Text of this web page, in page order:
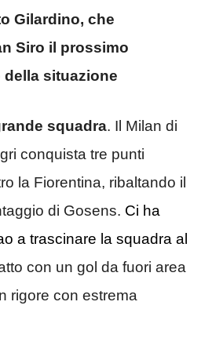
Gilardino, che
Siro il prossimo
situazione
squadra. Il Milan di
conquista tre punti
la Fiorentina, ribaltando il
di Gosens. Ci ha
a trascinare la squadra al
con un gol da fuori area
rigore con estrema